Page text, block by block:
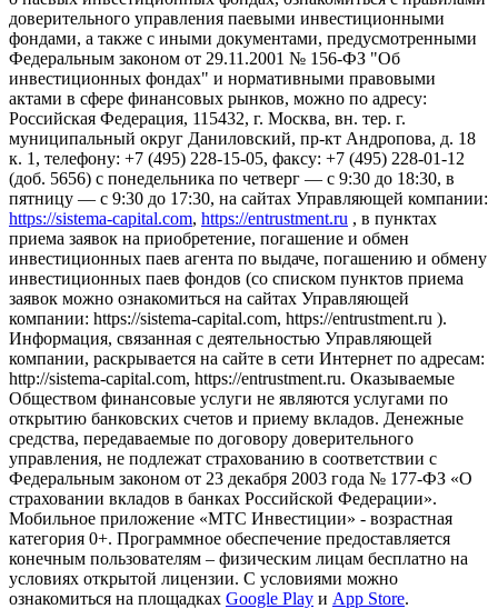
доверительного управления паевыми инвестиционными
фондами, а также с иными документами, предусмотренными
Федеральным законом от 29.11.2001 № 156-ФЗ "Об
инвестиционных фондах" и нормативными правовыми
актами в сфере финансовых рынков, можно по адресу:
Российская Федерация, 115432, г. Москва, вн. тер. г.
муниципальный округ Даниловский, пр-кт Андропова, д. 18
к. 1, телефону: +7 (495) 228-15-05, факсу: +7 (495) 228-01-12
(доб. 5656) с понедельника по четверг — c 9:30 до 18:30, в
пятницу — с 9:30 до 17:30, на сайтах Управляющей компании:
https://sistema-capital.com, https://entrustment.ru , в пунктах
приема заявок на приобретение, погашение и обмен
инвестиционных паев агента по выдаче, погашению и обмену
инвестиционных паев фондов (со списком пунктов приема
заявок можно ознакомиться на сайтах Управляющей
компании: https://sistema-capital.com, https://entrustment.ru ).
Информация, связанная с деятельностью Управляющей
компании, раскрывается на сайте в сети Интернет по адресам:
http://sistema-capital.com, https://entrustment.ru. Оказываемые
Обществом финансовые услуги не являются услугами по
открытию банковских счетов и приему вкладов. Денежные
средства, передаваемые по договору доверительного
управления, не подлежат страхованию в соответствии с
Федеральным законом от 23 декабря 2003 года № 177-ФЗ «О
страховании вкладов в банках Российской Федерации».
Мобильное приложение «МТС Инвестиции» - возрастная
категория 0+. Программное обеспечение предоставляется
конечным пользователям – физическим лицам бесплатно на
условиях открытой лицензии. С условиями можно
ознакомиться на площадках Google Play и App Store.